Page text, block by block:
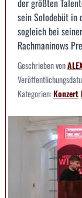
der größten
sein Solodebüt in
sogleich bei
Rachmaninows
Geschrieben von
Kategorien:Konzert